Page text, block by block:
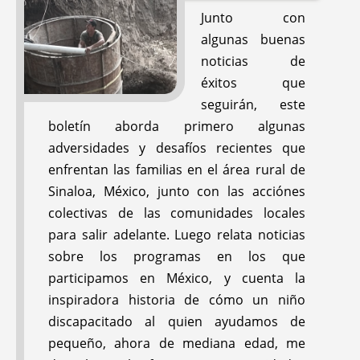
allá.
Y luego continuó el mismo proceso de Polly
con Bob Wallace cuando comenzamos los
boletines. Creo que fue alrededor de 1970.
Originalmente hecho en mimeo, luego los
imprimimos, obtuvimos la impresora y así
sucesivamente, y finalmente llegaron a 121
países o algo así. Tuvimos bastante
circulación. Y una gran cantidad de
comentarios, y fueron bastante populares.
Pero finalmente el precio de enviarlos fue:
pedimos a las personas que se suscribieran
y pagaran o donaran algo. La mayoría de
losBoletines
iban a programas de zonas
HACER FRENTE A
COVID: la necesidad
de igualdad, inclusión
y solidaridad global
ANUNCIANDO UN
NUEVO LIBRO DE
DAVID WERNER:
Reportes de la Sierra
Madre: Historias
detrás del manual de
salud Donde no hay
doctor
Mar 2019
#84 Apr 2018
#83
Junto con
algunas buenas
noticias de
éxitos que
seguirán, este
boletín aborda primero algunas
adversidades y desafíos recientes que
enfrentan las familias en el área rural de
Sinaloa, México, junto con las acciónes
colectivas de las comunidades locales
para salir adelante. Luego relata noticias
sobre los programas en los que
participamos en México, y cuenta la
inspiradora historia de cómo un niño
discapacitado al quien ayudamos de
pequeño, ahora de mediana edad, me